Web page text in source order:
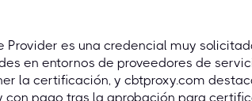
Provider es una credencial muy
en entornos de proveedores de
la certificación, y cbtproxy.com
con pago tras la aprobación para